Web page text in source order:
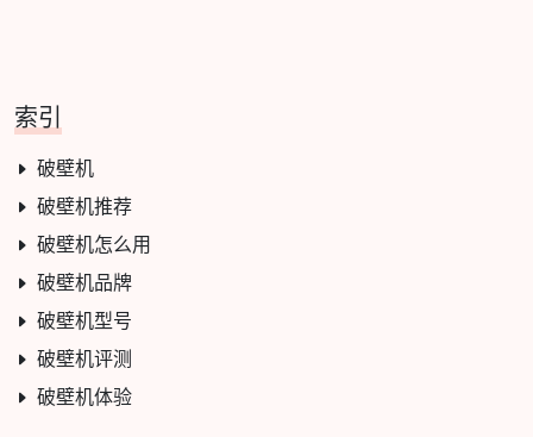
索引
破壁机
破壁机推荐
破壁机怎么用
破壁机品牌
破壁机型号
破壁机评测
破壁机体验